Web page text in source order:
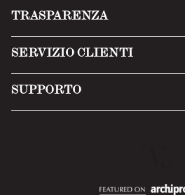
TRASPARENZA
Privacy Policy
SERVIZIO CLIENTI
SUPPORTO